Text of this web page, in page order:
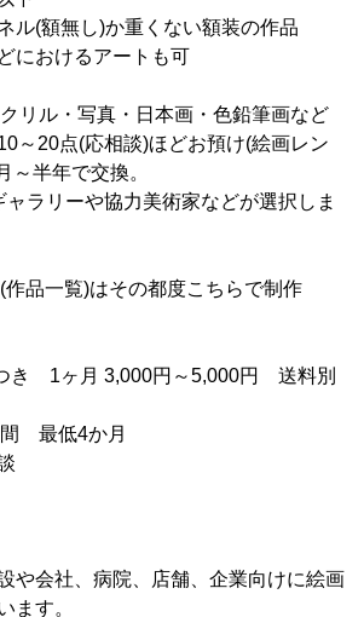
ル(額無し)か重くない額装の作品
におけるアートも可
リル・写真・日本画・色鉛筆画など
～20点(応相談)ほどお預け(絵画レン
～半年で交換。
ャラリーや協力美術家などが選択しま
作品一覧)はその都度こちらで制作
き 1ヶ月 3,000円～5,000円 送料別
間 最低4か月
や会社、病院、店舗、企業向けに絵画
ます。